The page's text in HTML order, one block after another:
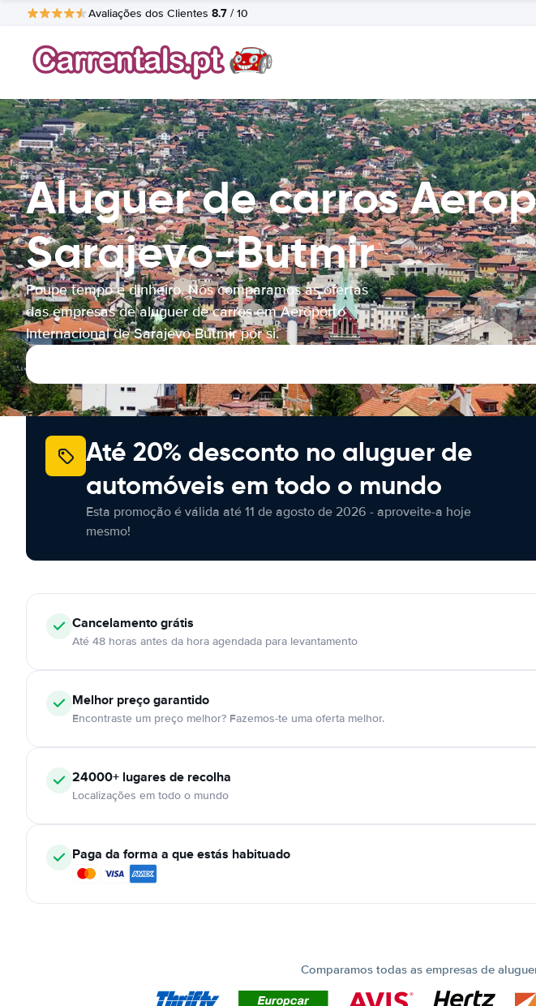
Avaliações dos Clientes 8.7 / 10
Aluguer de carros
Sarajevo-Butmir
Poupe tempo e dinheiro. Nós comparamos as ofertas
das empresas de aluguer de carros em Aeroporto
Internacional de Sarajevo-Butmir por si.
Até 20% desconto no aluguer de
automóveis em todo o mundo
Esta promoção é válida até 11 de agosto de 2026 - aproveite-a hoje
mesmo!
Cancelamentográtis
Até 48 horas antes da hora agendada para levantamento
Melhor preço garantido
Encontraste um preço melhor? Fazemos-te uma oferta melhor.
24000+ lugares de recolha
Localizações em todo o mundo
Paga da forma a que estás habituado
Comparamos todas as empresas de